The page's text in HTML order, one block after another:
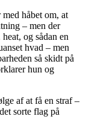
håbet om, at
– men der
og sådan en
hvad – men
så skidt på
hun og
af at få en straf –
sorte flag på